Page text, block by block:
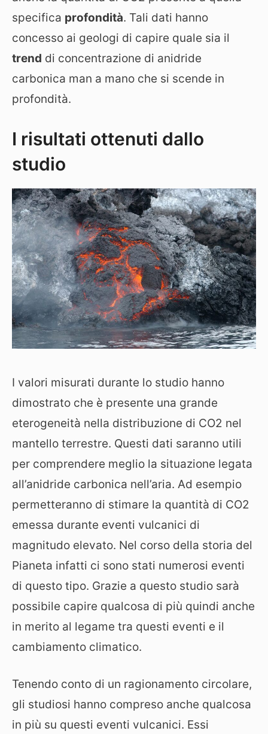
specifica profondità. Tali dati hanno
concesso ai geologi di capire quale sia il
trend di concentrazione di anidride
carbonica man a mano che si scende in
profondità.
I risultati ottenuti dallo
studio
I valori misurati durante lo studio hanno
dimostrato che è presente una grande
eterogeneità nella distribuzione di CO2 nel
mantello terrestre. Questi dati saranno utili
per comprendere meglio la situazione legata
all’anidride carbonica nell’aria. Ad esempio
permetteranno di stimare la quantità di CO2
emessa durante eventi vulcanici di
magnitudo elevato. Nel corso della storia del
Pianeta infatti ci sono stati numerosi eventi
di questo tipo. Grazie a questo studio sarà
possibile capire qualcosa di più quindi anche
in merito al legame tra questi eventi e il
cambiamento climatico.
Tenendo conto di un ragionamento circolare,
gli studiosi hanno compreso anche qualcosa
in più su questi eventi vulcanici. Essi